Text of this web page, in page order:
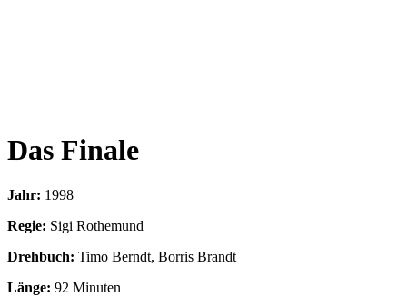
Das Finale
Jahr: 1998
Regie: Sigi Rothemund
Drehbuch: Timo Berndt, Borris Brandt
Länge: 92 Minuten